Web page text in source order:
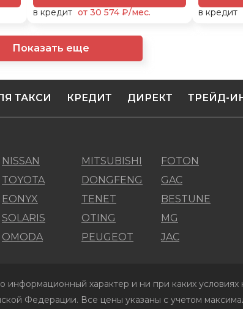
в кредит от 30 574 ₽/мес. в кредит
Показать еще
ТАКСИ КРЕДИТ ДИРЕКТ ТРЕЙД-
NISSAN MITSUBISHI
FOTON
TOYOTA DONGFENG
GAC
EONYX TENET
BESTUNE
SOLARIS OTING
MG
OMODA PEUGEOT JAC
характер и ни при каких условиях
Федерации. Все цены указаны с учетом